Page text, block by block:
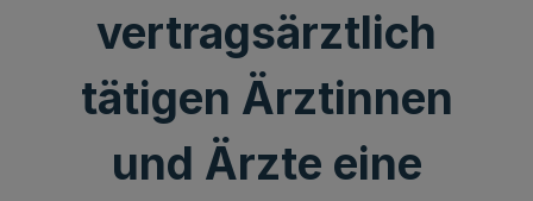
vertragsärztlich
tätigen Ärztinnen
und Ärzte eine